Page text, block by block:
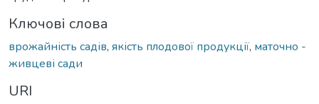
Ключові слова
врожайність садів, якість плодової продукції, маточно -
живцеві сади
URI